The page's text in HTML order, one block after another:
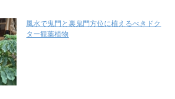
風水で鬼門と裏鬼門方位に植えるべきドク
ター観葉植物